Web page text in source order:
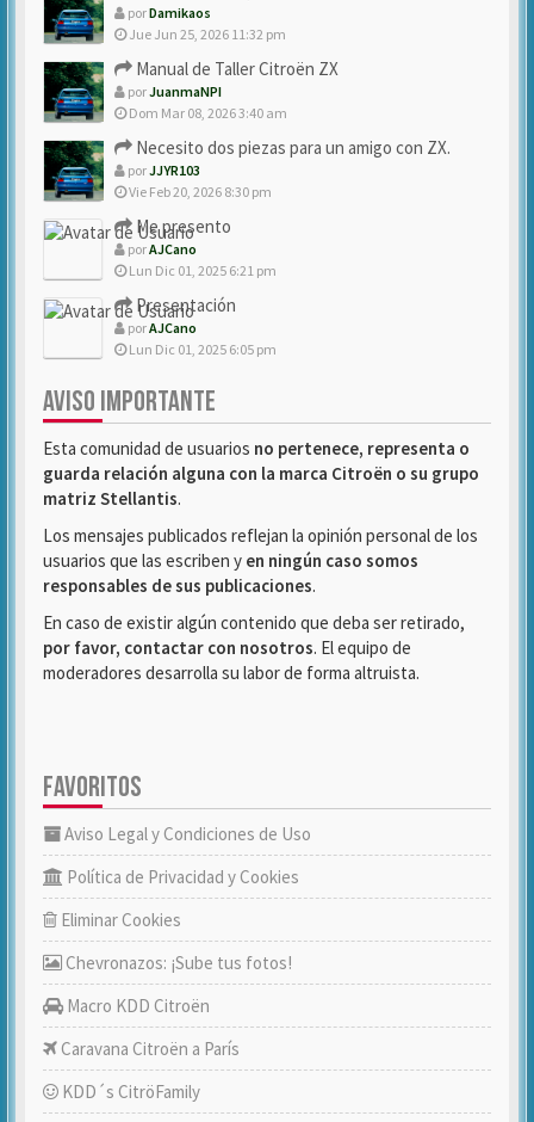
porDamikaos
Jue Jun 25, 2026 11:32 pm
Manual de Taller Citroën ZX
porJuanmaNPI
Dom Mar 08, 2026 3:40 am
Necesito dos piezas para un amigo con ZX.
porJJYR103
Vie Feb 20, 2026 8:30 pm
Me presento
porAJCano
Lun Dic 01, 2025 6:21 pm
Presentación
porAJCano
Lun Dic 01, 2025 6:05 pm
AVISO IMPORTANTE
Esta comunidad de usuarios no pertenece, representa o
guarda relación alguna con la marca Citroën o su grupo
matriz Stellantis.
Los mensajes publicados reflejan la opinión personal de los
usuarios que las escriben y en ningún caso somos
responsables de sus publicaciones.
En caso de existir algún contenido que deba ser retirado,
por favor, contactar con nosotros. El equipo de
moderadores desarrolla su labor de forma altruista.
FAVORITOS
Aviso Legal y Condiciones de Uso
Política de Privacidad y Cookies
Eliminar Cookies
Chevronazos: ¡Sube tus fotos!
Macro KDD Citroën
Caravana Citroën a París
KDD´s CitröFamily